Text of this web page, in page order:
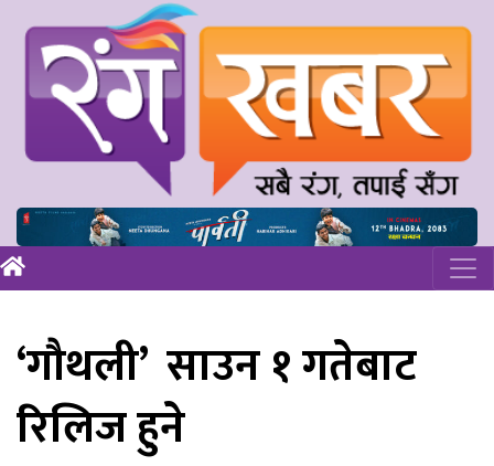
‘गौथली’ साउन १ गतेबाट
रिलिज हुने